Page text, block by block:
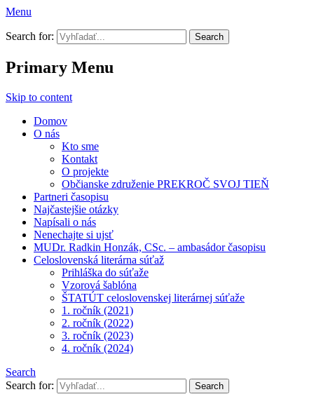
Menu
Prekroč svoj tieň
Search for:
Primary Menu
Skip to content
Domov
O nás
Kto sme
Kontakt
O projekte
Občianske združenie PREKROČ SVOJ TIEŇ
Partneri časopisu
Najčastejšie otázky
Napísali o nás
Nenechajte si ujsť
MUDr. Radkin Honzák, CSc. – ambasádor časopisu
Celoslovenská literárna súťaž
Prihláška do súťaže
Vzorová šablóna
ŠTATÚT celoslovenskej literárnej súťaže
1. ročník (2021)
2. ročník (2022)
3. ročník (2023)
4. ročník (2024)
Search
Search for: